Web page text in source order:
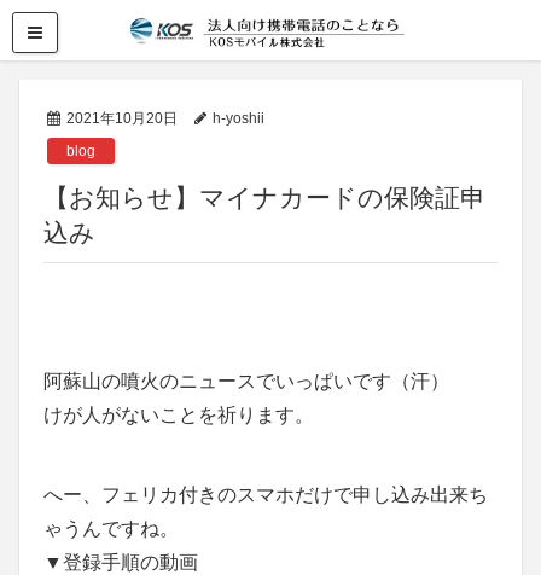
2021年10月20日
h-yoshii
blog
【お知らせ】マイナカードの保険証申
込み
阿蘇山の噴火のニュースでいっぱいです（汗）
けが人がないことを祈ります。
へー、フェリカ付きのスマホだけで申し込み出来ち
ゃうんですね。
▼登録手順の動画